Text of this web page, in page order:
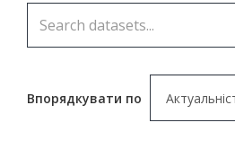
Впорядкувати по